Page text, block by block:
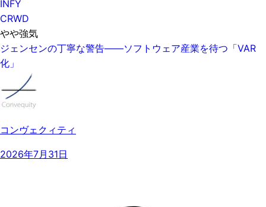
INFY
CRWD
やや強気
ジェンセンの丁寧な警告——ソフトウェア産業を待つ「VAR
化」
コンヴェクィティ
2026年7月31日